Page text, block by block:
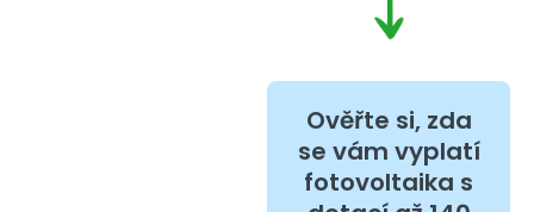
Ověřte si, zda
se vám vyplatí
fotovoltaika s